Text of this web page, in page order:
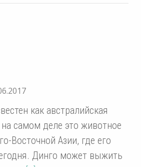
как австралийская
самом деле это животное
Восточной Азии, где его
Динго может выжить